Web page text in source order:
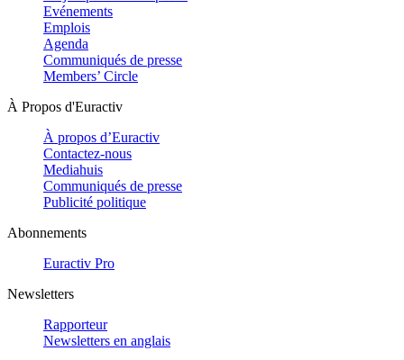
Evénements
Emplois
Agenda
Communiqués de presse
Members’ Circle
À Propos d'Euractiv
À propos d’Euractiv
Contactez-nous
Mediahuis
Communiqués de presse
Publicité politique
Abonnements
Euractiv Pro
Newsletters
Rapporteur
Newsletters en anglais